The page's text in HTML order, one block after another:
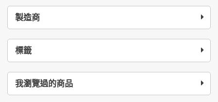
製造商
標籤
我瀏覽過的商品